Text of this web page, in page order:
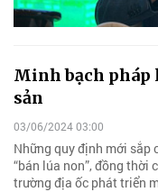
Minh bạch pháp
sản
03/06/2024 03:00
Những quy định mới sắp
“bán lúa non”, đồng
trường địa ốc phát triển